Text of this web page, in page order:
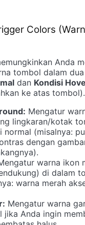
Colors
Anda
tombol dalam
dan Kondisi
ke atas tombol).
Mengatur
lingkaran/kotak
normal (misalnya:
dengan
warna ikon
di dalam
warna merah
Mengatur warna
jika Anda ingin